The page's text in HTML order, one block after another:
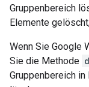
Gruppenbereich
Elemente
Wenn Sie Google
Sie die Methode
Gruppenbereich